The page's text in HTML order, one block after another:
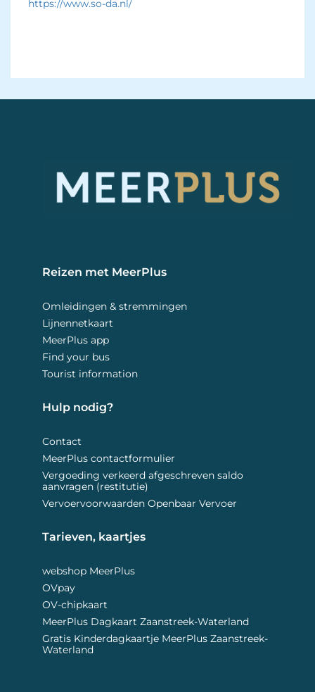
https://www.so-da.nl/
Reizen met MeerPlus
Omleidingen & stremmingen
Lijnennetkaart
MeerPlus app
Find your bus
Tourist information
Hulp nodig?
Contact
MeerPlus contactformulier
Vergoeding verkeerd afgeschreven saldo
aanvragen (restitutie)
Vervoervoorwaarden Openbaar Vervoer
Tarieven, kaartjes
webshop MeerPlus
OVpay
OV-chipkaart
MeerPlus Dagkaart Zaanstreek-Waterland
Gratis Kinderdagkaartje MeerPlus Zaanstreek-
Waterland